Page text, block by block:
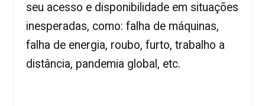
seu acesso e disponibilidade em situações
inesperadas, como: falha de máquinas,
falha de energia, roubo, furto, trabalho a
distância, pandemia global, etc.